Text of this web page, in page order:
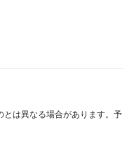
は異なる場合があります。予